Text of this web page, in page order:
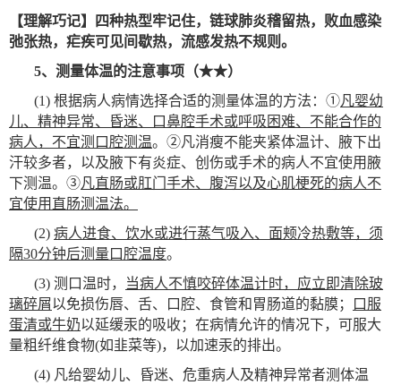
【理解巧记】四种热型牢记住，链球肺炎稽留热，败血感染
弛张热，疟疾可见间歇热，流感发热不规则。
5、测量体温的注意事项（★★）
(1) 根据病人病情选择合适的测量体温的方法：①凡婴幼
儿、精神异常、昏迷、口鼻腔手术或呼吸困难、不能合作的
病人，不宜测口腔测温。②凡消瘦不能夹紧体温计、腋下出
汗较多者，以及腋下有炎症、创伤或手术的病人不宜使用腋
下测温。③凡直肠或肛门手术、腹泻以及心肌梗死的病人不
宜使用直肠测温法。
(2) 病人进食、饮水或进行蒸气吸入、面颊冷热敷等，须
隔30分钟后测量口腔温度。
(3) 测口温时，
当病人不慎咬碎体温计时，应立即清除玻
璃碎屑以免损伤唇、舌、口腔、食管和胃肠道的黏膜；
口服
蛋清或牛奶以延缓汞的吸收；在病情允许的情况下，可服大
量粗纤维食物(如韭菜等)，以加速汞的排出。
(4) 凡给婴幼儿、昏迷、危重病人及精神异常者测体温